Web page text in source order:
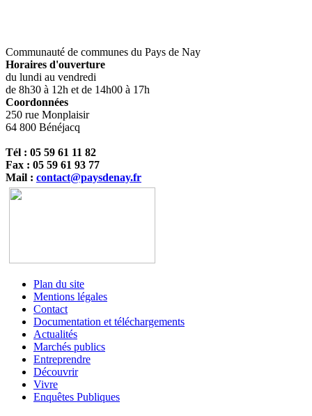
Communauté de communes du Pays de Nay
Horaires d'ouverture
du lundi au vendredi
de 8h30 à 12h et de 14h00 à 17h
Coordonnées
250 rue Monplaisir
64 800 Bénéjacq
Tél : 05 59 61 11 82
Fax : 05 59 61 93 77
Mail : contact@paysdenay.fr
Plan du site
Mentions légales
Contact
Documentation et téléchargements
Actualités
Marchés publics
Entreprendre
Découvrir
Vivre
Enquêtes Publiques